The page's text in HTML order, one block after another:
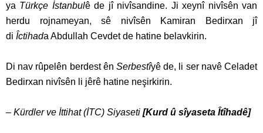
ya Türkçe İstanbulê de jî nivîsandine. Ji xeynî nivîsên van
herdu rojnameyan, sê nivîsên Kamiran Bedirxan jî
di Îctihada Abdullah Cevdet de hatine belavkirin.
Di nav rûpelên berdest ên Serbestîyê de, li ser navê Celadet
Bedirxan nivîsên li jêrê hatine neşirkirin.
– Kürdler ve İttihat (İTC) Siyaseti [Kurd û sîyaseta Îtîhadê]